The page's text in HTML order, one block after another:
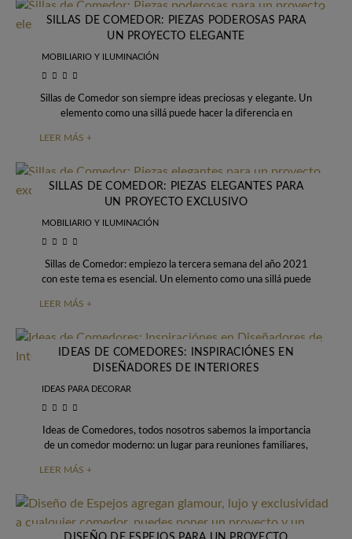
SILLAS DE COMEDOR: PIEZAS PODEROSAS PARA
UN PROYECTO ELEGANTE
MOBILIARIO Y ILUMINACIÓN
Sillas de Comedor son siempre ideas preciosas y elegante. Un
elemento como una sillá puede hacer la diferencia en
LEER MÁS +
SILLAS DE COMEDOR: PIEZAS ELEGANTES PARA
UN PROYECTO EXCLUSIVO
MOBILIARIO Y ILUMINACIÓN
Sillas de Comedor: empiezo la tercera semana del año 2021
con este tema es esencial. Un elemento como una sillá puede
LEER MÁS +
IDEAS DE COMEDORES: INSPIRACIÓNES EN
DISEÑADORES DE INTERIORES
IDEAS PARA DECORAR
Ideas de Comedores, todos nosotros sabemos la importancia
de un comedor moderno: un lugar para reuniones familiares,
LEER MÁS +